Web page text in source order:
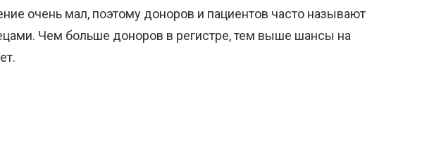
очень мал, поэтому доноров и пациентов часто называют
Чем больше доноров в регистре, тем выше шансы на